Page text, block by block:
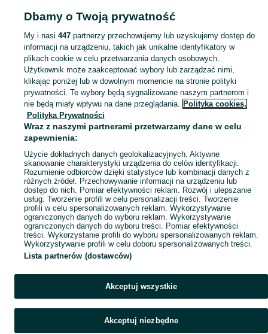
Skorzystaj z największego serwisu ogłoszeniowego - Krobia i okolice! Kupuj to, czego pragniesz i sprzedawaj to, czego już nie potrzebujesz!
Mapa kategorii
Mapa miejscowości
Mapa ministron
Popularne wyszukiwania
Dbamy o Twoją prywatność
My i nasi 447partnerzy przechowujemy lub uzyskujemy dostęp do
informacji na urządzeniu, takich jak unikalne identyfikatory w
plikach cookie w celu przetwarzania danych osobowych.
Użytkownik może zaakceptować wybory lub zarządzać nimi,
klikając poniżej lub w dowolnym momencie na stronie polityki
prywatności. Te wybory będą sygnalizowane naszym partnerom i
nie będą miały wpływu na dane przeglądania. Polityka cookies,
Polityka Prywatności
Wraz z naszymi partnerami przetwarzamy dane w celu
zapewnienia:
Użycie dokładnych danych geolokalizacyjnych. Aktywne
skanowanie charakterystyki urządzenia do celów identyfikacji.
Rozumienie odbiorców dzięki statystyce lub kombinacji danych z
różnych źródeł. Przechowywanie informacji na urządzeniu lub
dostęp do nich. Pomiar efektywności reklam. Rozwój i ulepszanie
usług. Tworzenie profili w celu personalizacji treści. Tworzenie
profili w celu spersonalizowanych reklam. Wykorzystywanie
ograniczonych danych do wyboru reklam. Wykorzystywanie
ograniczonych danych do wyboru treści. Pomiar efektywności
treści. Wykorzystanie profili do wyboru spersonalizowanych reklam.
Wykorzystywanie profili w celu doboru spersonalizowanych treści.
Lista partnerów (dostawców)
Akceptuj wszystkie
Akceptuj niezbędne